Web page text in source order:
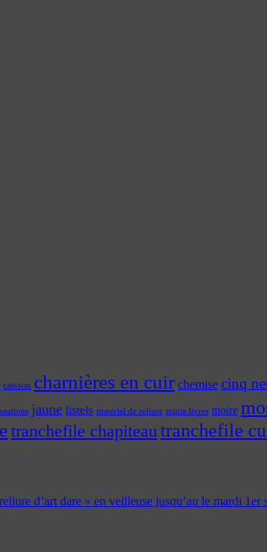
caisson charnières en cuir chemise cinq
jaune listels matériel de reliure minis-livres moire
tranchefile chapiteau tranchefile
d’art dare » en veilleuse jusqu’au le mardi 1er